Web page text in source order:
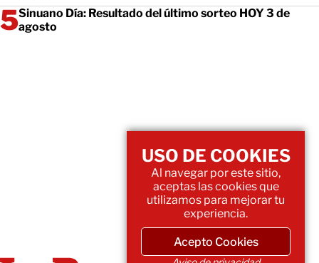
Sinuano Día: Resultado del último sorteo HOY 3 de
agosto
USO DE COOKIES
Al navegar por este sitio,
aceptas las cookies que
utilizamos para mejorar tu
experiencia.
Acepto Cookies